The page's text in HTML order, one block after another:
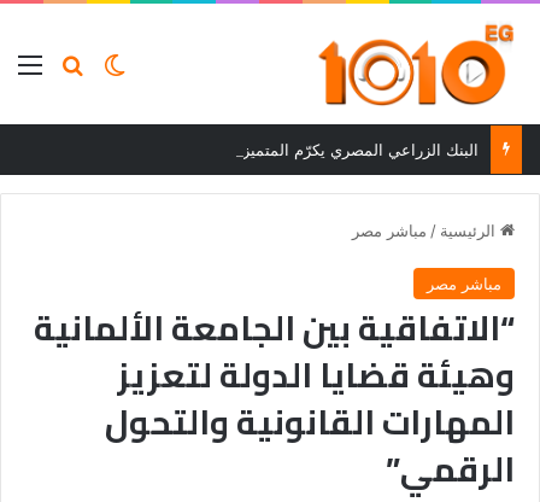
بحثالوضع
الرئيسية / مباشر مصر
مباشر مصر
“الاتفاقية بين الجامعة الألمانية
وهيئة قضايا الدولة لتعزيز
المهارات القانونية والتحول
الرقمي”